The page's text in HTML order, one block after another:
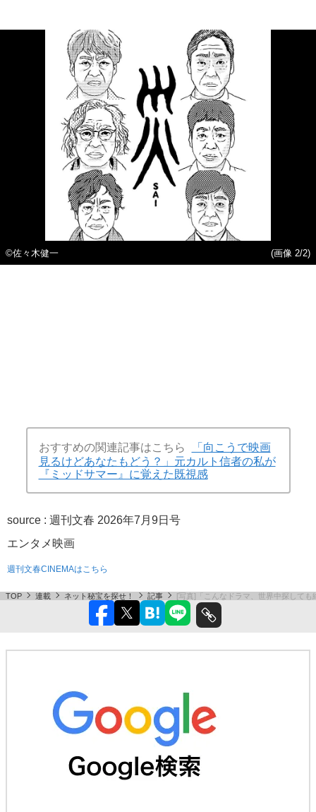
©佐々木健一 (画像 2/2)
おすすめの関連記事はこちら
「向こうで映画
見るけどあなたもどう？」元カルト信者の私が
『ミッドサマー』に覚えた既視感
source : 週刊文春 2026年7月9日号
エンタメ 映画
週刊文春CINEMAはこちら
TOP 連載 ネット秘宝を探せ！ 記事 [写真]「こんなドラマ、世界中探して